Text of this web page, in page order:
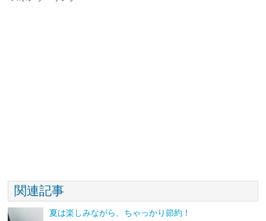
関連記事
夏は楽しみながら、ちゃっかり節約！